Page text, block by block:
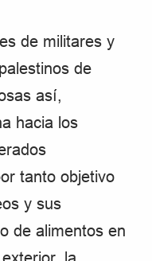
de militares y
de
así,
hacia los
tanto objetivo
y sus
de alimentos en